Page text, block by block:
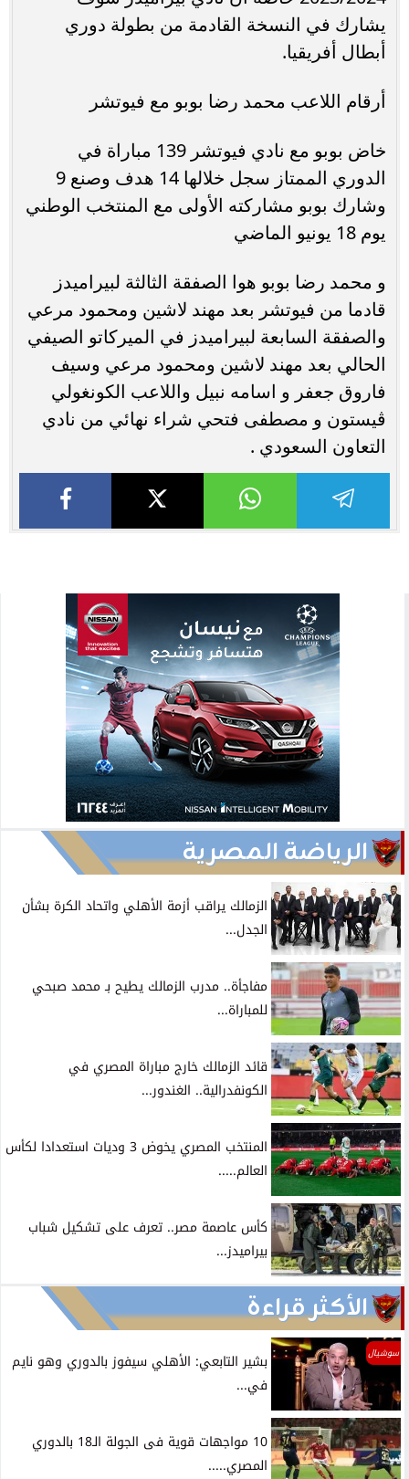
يشارك في النسخة القادمة من بطولة دوري
أبطال أفريقيا.
أرقام اللاعب محمد رضا بوبو مع فيوتشر
خاض بوبو مع نادي فيوتشر 139 مباراة في
الدوري الممتاز سجل خلالها 14 هدف وصنع 9
وشارك بوبو مشاركته الأولى مع المنتخب الوطني
يوم 18 يونيو الماضي
و محمد رضا بوبو هوا الصفقة الثالثة لبيراميدز
قادما من فيوتشر بعد مهند لاشين ومحمود مرعي
والصفقة السابعة لبيراميدز في الميركاتو الصيفي
الحالي بعد مهند لاشين ومحمود مرعي وسيف
فاروق جعفر و اسامه نبيل واللاعب الكونغولي
ڤيستون و مصطفى فتحي شراء نهائي من نادي
التعاون السعودي .
الرياضة المصرية
الزمالك يراقب أزمة الأهلي واتحاد الكرة بشأن
الجدل...
مفاجأة.. مدرب الزمالك يطيح بـ محمد صبحي
للمباراة...
قائد الزمالك خارج مباراة المصري في
الكونفدرالية.. الغندور...
المنتخب المصري يخوض 3 وديات استعدادا لكأس
العالم.....
كأس عاصمة مصر.. تعرف على تشكيل شباب
بيراميدز...
الأكثر قراءة
سوشيال
بشير التابعي: الأهلي سيفوز بالدوري وهو نايم
في...
10 مواجهات قوية فى الجولة الـ18 بالدوري
المصري.....